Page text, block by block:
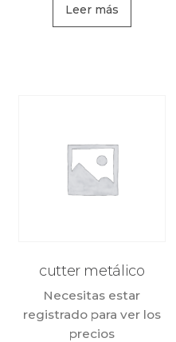
Leer más
cutter metálico
Necesitas estar
registrado para ver los
precios